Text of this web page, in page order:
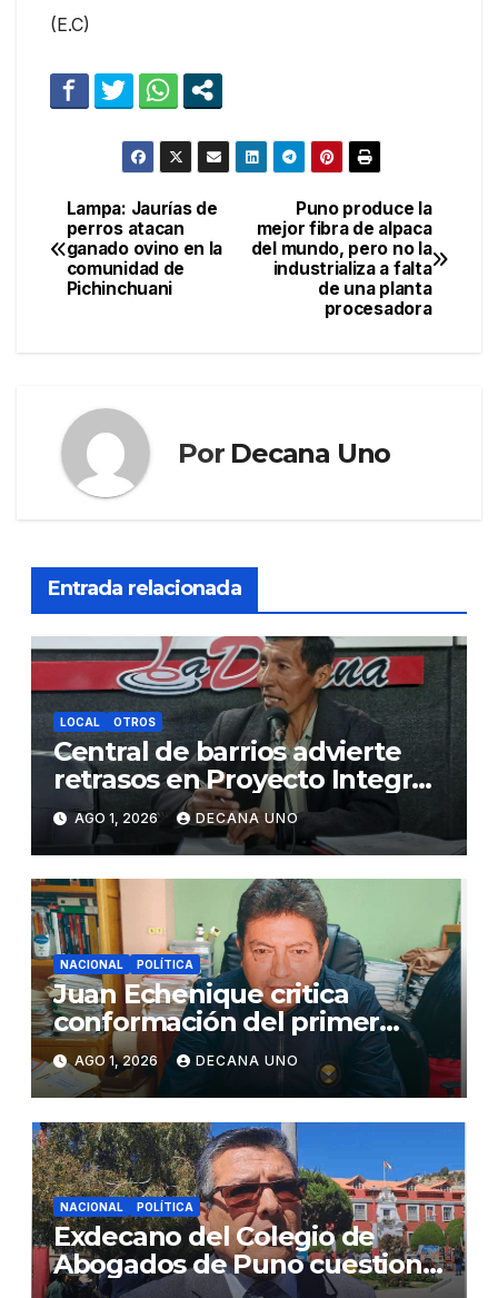
(E.C)
Navegación
de
Puno produce la
mejor fibra de alpaca
del mundo, pero no la
industrializa a falta
de una planta
procesadora
Lampa: Jaurías de
perros atacan
ganado ovino en la
comunidad de
Pichinchuani
Por Decana Uno
Entrada relacionada
LOCAL OTROS
Central de barrios advierte
retrasos en Proyecto Integral
de Agua y Alcantarillado para
Juliaca
AGO 1, 2026 DECANA UNO
NACIONAL POLÍTICA
Juan Echenique critica
conformación del primer
gabinete ministerial de Keiko
Fujimori
AGO 1, 2026 DECANA UNO
NACIONAL POLÍTICA
Exdecano del Colegio de
Abogados de Puno cuestiona